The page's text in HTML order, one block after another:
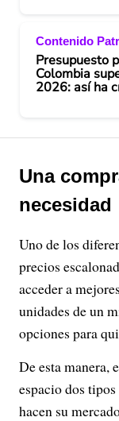
Contenido
Presupuesto
Colombia
2026: así ha
Una
necesidad
Uno de los
precios
acceder a
unidades de un
opciones para
De esta manera,
espacio dos
hacen su